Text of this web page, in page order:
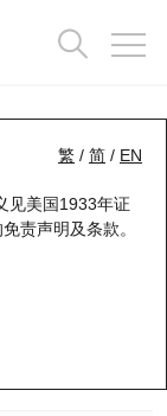
繁 / 简 / EN
见美国1933年证
免责声明及条款。